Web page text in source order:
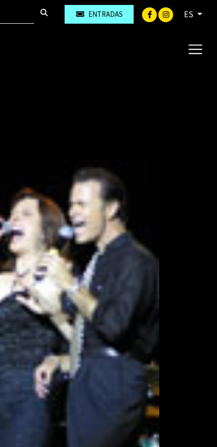
ENTRADAS ES